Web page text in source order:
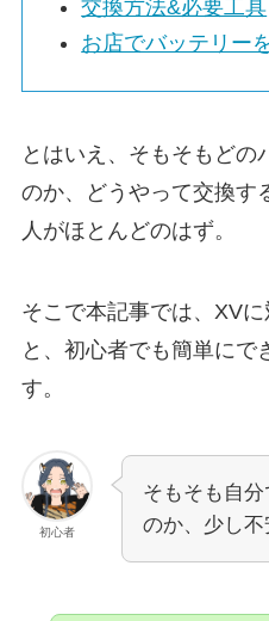
交換方法&必要工具
お店でバッテリー
とはいえ、そもそもどの
のか、どうやって交換す
人がほとんどのはず。
そこで本記事では、XV
と、初心者でも簡単にで
す。
初心者
そもそも自
のか、少し不